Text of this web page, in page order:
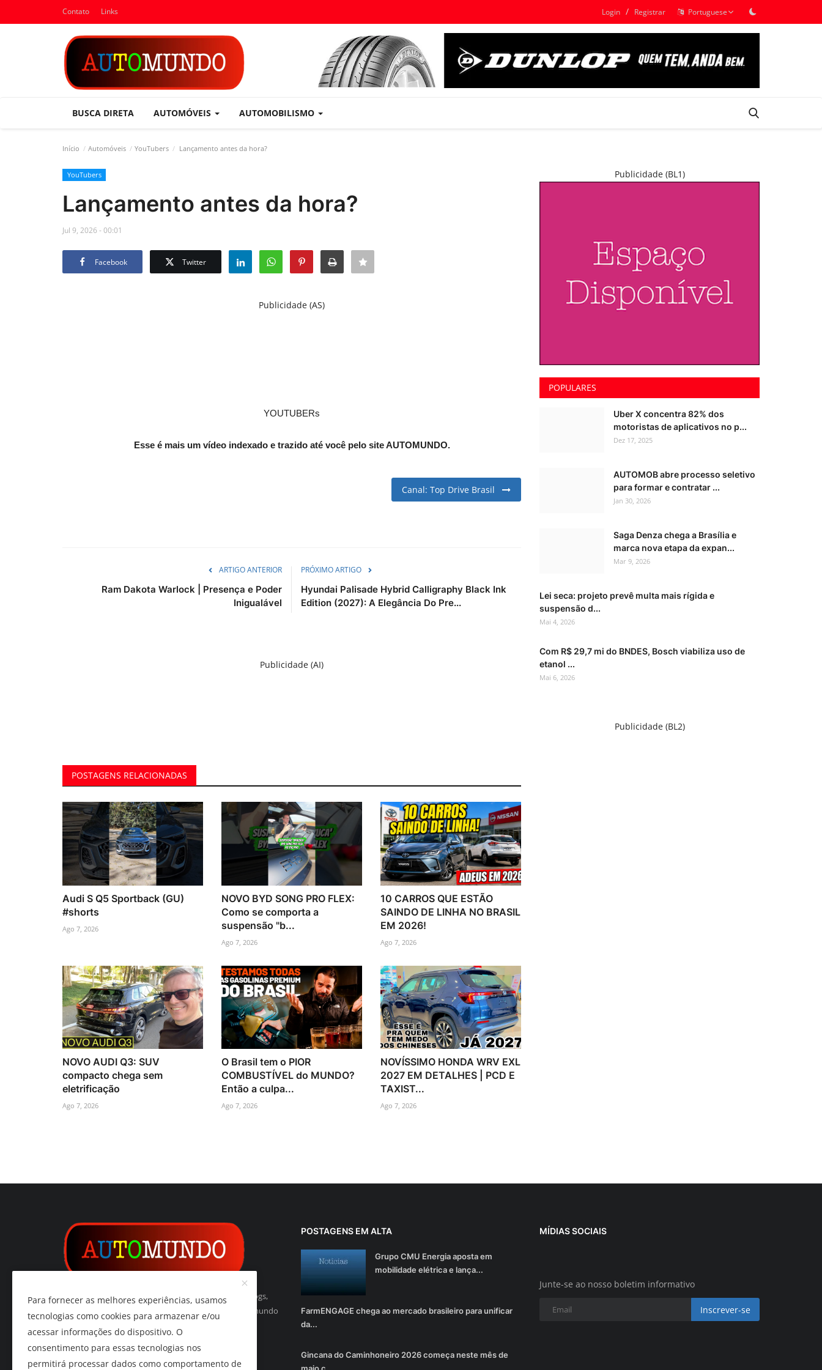
Contato Links Login / Registrar Portuguese
BUSCA DIRETA AUTOMÓVEIS AUTOMOBILISMO
Início Automóveis YouTubers Lançamento antes da hora?
YouTubers
Lançamento antes da hora?
Jul 9, 2026 - 00:01
Facebook Twitter
Publicidade (AS)
YOUTUBERs
Esse é mais um vídeo indexado e trazido até você pelo site AUTOMUNDO.
Canal: Top Drive Brasil
ARTIGO ANTERIOR
Ram Dakota Warlock | Presença e Poder
Inigualável
PRÓXIMO ARTIGO
Hyundai Palisade Hybrid Calligraphy Black Ink
Edition (2027): A Elegância Do Pre...
Publicidade (AI)
POSTAGENS RELACIONADAS
Audi S Q5 Sportback (GU)
#shorts
Ago 7, 2026
NOVO BYD SONG PRO FLEX:
Como se comporta a
suspensão "b...
Ago 7, 2026
10 CARROS QUE ESTÃO
SAINDO DE LINHA NO BRASIL
EM 2026!
Ago 7, 2026
NOVO AUDI Q3: SUV
compacto chega sem
eletrificação
Ago 7, 2026
O Brasil tem o PIOR
COMBUSTÍVEL do MUNDO?
Então a culpa...
Ago 7, 2026
NOVÍSSIMO HONDA WRV EXL
2027 EM DETALHES | PCD E
TAXIST...
Ago 7, 2026
Publicidade (BL1)
POPULARES
Uber X concentra 82% dos
motoristas de aplicativos no p...
Dez 17, 2025
AUTOMOB abre processo seletivo
para formar e contratar ...
Jan 30, 2026
Saga Denza chega a Brasília e
marca nova etapa da expan...
Mar 9, 2026
Lei seca: projeto prevê multa mais rígida e
suspensão d...
Mai 4, 2026
Com R$ 29,7 mi do BNDES, Bosch viabiliza uso de
etanol ...
Mai 6, 2026
Publicidade (BL2)
Automundo é um indexador de websites, páginas, blogs,
vídeos, imagens, podcasts e de tudo relacionado ao mundo
POSTAGENS EM ALTA
Grupo CMU Energia aposta em
mobilidade elétrica e lança...
FarmENGAGE chega ao mercado brasileiro para unificar
da...
Gincana do Caminhoneiro 2026 começa neste mês de
MÍDIAS SOCIAIS
Junte-se ao nosso boletim informativo
Inscrever-se
Para fornecer as melhores experiências, usamos
tecnologias como cookies para armazenar e/ou
acessar informações do dispositivo. O
consentimento para essas tecnologias nos
permitirá processar dados como comportamento de